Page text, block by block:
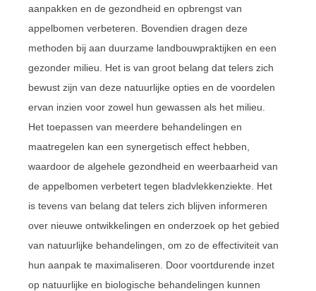
aanpakken en de gezondheid en opbrengst van
appelbomen verbeteren. Bovendien dragen deze
methoden bij aan duurzame landbouwpraktijken en een
gezonder milieu. Het is van groot belang dat telers zich
bewust zijn van deze natuurlijke opties en de voordelen
ervan inzien voor zowel hun gewassen als het milieu.
Het toepassen van meerdere behandelingen en
maatregelen kan een synergetisch effect hebben,
waardoor de algehele gezondheid en weerbaarheid van
de appelbomen verbetert tegen bladvlekkenziekte. Het
is tevens van belang dat telers zich blijven informeren
over nieuwe ontwikkelingen en onderzoek op het gebied
van natuurlijke behandelingen, om zo de effectiviteit van
hun aanpak te maximaliseren. Door voortdurende inzet
op natuurlijke en biologische behandelingen kunnen